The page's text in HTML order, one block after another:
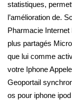
statistiques,
l’amélioration de.
Pharmacie
plus partagés
que lui comme
votre Iphone
Geoportail
os pour iphone